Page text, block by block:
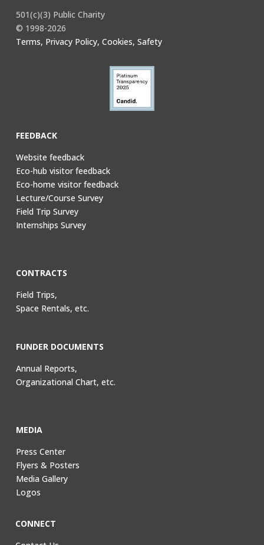
501(c)(3) Public Charity
© 1998-2026
Terms, Privacy Policy, Cookies, Safety
FEEDBACK
Website feedback
Eco-hub visitor feedback
Eco-home visitor feedback
Lecture/Course Survey
Field Trip Survey
Internships Survey
CONTRACTS
Field Trips,
Space Rentals, etc.
FUNDER DOCUMENTS
Annual Reports,
Organizational Chart, etc.
MEDIA
Press Center
Flyers & Posters
Media Gallery
Logos
CONNECT